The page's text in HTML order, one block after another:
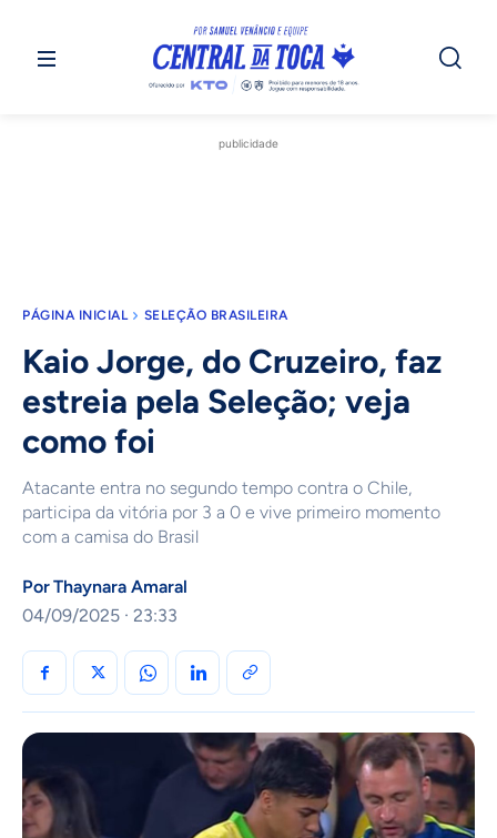
publicidade
PÁGINA INICIAL SELEÇÃO BRASILEIRA
Kaio Jorge, do Cruzeiro, faz
estreia pela Seleção; veja
como foi
Atacante entra no segundo tempo contra o Chile,
participa da vitória por 3 a 0 e vive primeiro momento
com a camisa do Brasil
PorThaynara Amaral
04/09/2025 · 23:33